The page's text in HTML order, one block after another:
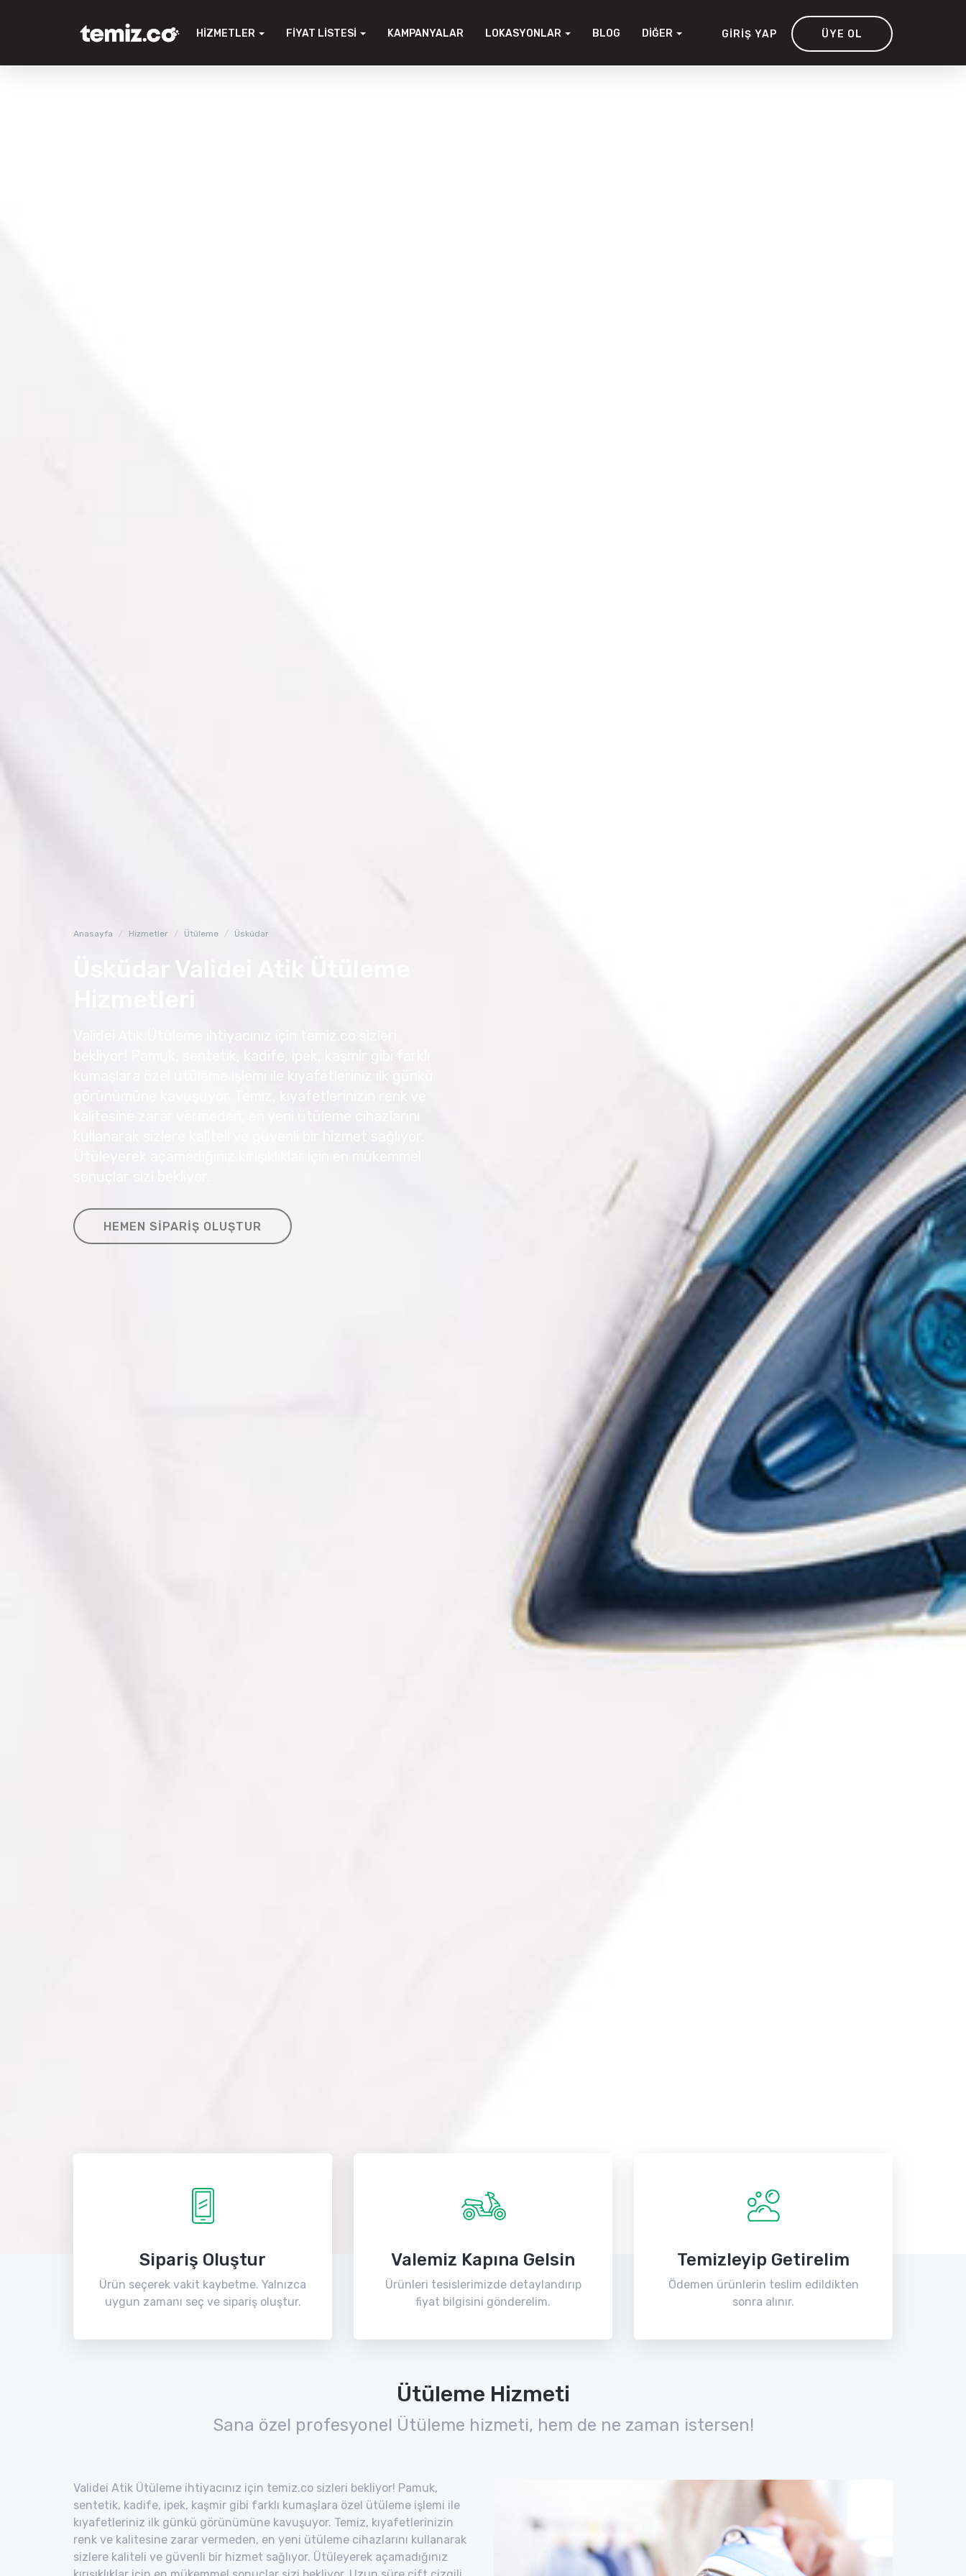
HIZMETLER FIYAT LISTESI KAMPANYALAR LOKASYONLAR BLOG DIĞER GIRIŞ YAP ÜYE OL
Anasayfa Hizmetler Ütüleme Üsküdar
HEMEN SIPARIŞ OLUŞTUR
Sipariş Oluştur
Ürün seçerek vakit kaybetme. Yalnızca
uygun zamanı seç ve sipariş oluştur.
Valemiz Kapına Gelsin
Ürünleri tesislerimizde detaylandırıp
fiyat bilgisini gönderelim.
Temizleyip Getirelim
Ödemen ürünlerin teslim edildikten
sonra alınır.
Ütüleme Hizmeti
Sana özel profesyonel Ütüleme hizmeti, hem de ne zaman istersen!
Validei Atik Ütüleme ihtiyacınız için temiz.co sizleri bekliyor! Pamuk,
sentetik, kadife, ipek, kaşmir gibi farklı kumaşlara özel ütüleme işlemi ile
kıyafetleriniz ilk günkü görünümüne kavuşuyor. Temiz, kıyafetlerinizin
renk ve kalitesine zarar vermeden, en yeni ütüleme cihazlarını kullanarak
sizlere kaliteli ve güvenli bir hizmet sağlıyor. Ütüleyerek açamadığınız